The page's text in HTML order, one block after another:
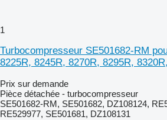
1
Turbocompresseur SE501682-RM
8225R, 8245R, 8270R, 8295R,
Prix sur demande
Pièce détachée - turbocompresseur
SE501682-RM, SE501682, DZ108124,
RE529977, SE501681, DZ108131